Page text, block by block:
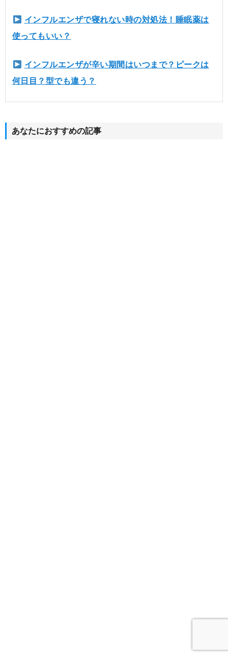
インフルエンザで寝れない時の対処法！睡眠薬は
使ってもいい？
インフルエンザが辛い期間はいつまで？ピークは
何日目？型でも違う？
あなたにおすすめの記事